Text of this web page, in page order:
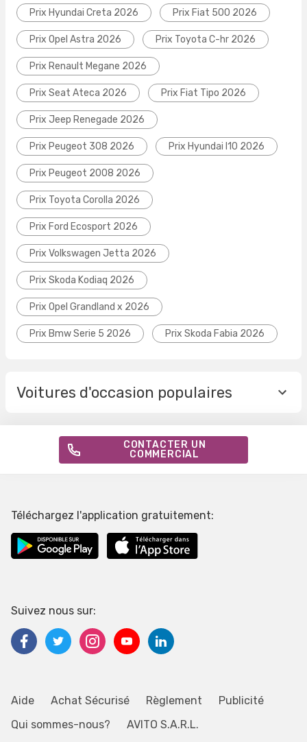
Prix Hyundai Creta 2026 Prix Fiat 500 2026
Prix Opel Astra 2026 Prix Toyota C-hr 2026
Prix Renault Megane 2026
Prix Seat Ateca 2026 Prix Fiat Tipo 2026
Prix Jeep Renegade 2026
Prix Peugeot 308 2026 Prix Hyundai I10 2026
Prix Peugeot 2008 2026
Prix Toyota Corolla 2026
Prix Ford Ecosport 2026
Prix Volkswagen Jetta 2026
Prix Skoda Kodiaq 2026
Prix Opel Grandland x 2026
Prix Bmw Serie 5 2026 Prix Skoda Fabia 2026
Voitures d'occasion populaires
CONTACTER UN
COMMERCIAL
Aide Achat Sécurisé Règlement
Publicité
Qui sommes-nous?
AVITO S.A.R.L.
Téléchargez l'application gratuitement:
Suivez nous sur: